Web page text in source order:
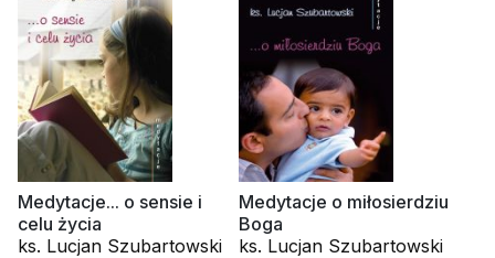
Medytacje... o sensie i
celu życia
ks. Lucjan Szubartowski
Medytacje o miłosierdziu
Boga
ks. Lucjan Szubartowski